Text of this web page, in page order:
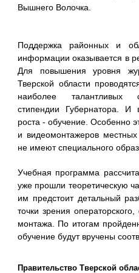
Вышнего Волочка.
Поддержка районных и
информации оказывается в
Для повышения уровня
Тверской области
наиболее талантливых
стипендии Губернатора. И
роста - обучение. Особенно
и видеомонтажеров
не имеют специального
Учебная программа
уже прошли теоретическую
им предстоит детальный
точки зрения
монтажа. По итогам
обучение будут вручены
Правительство Тверской